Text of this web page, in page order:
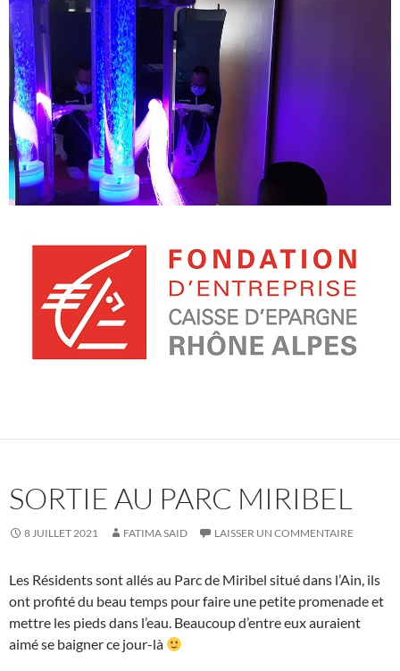
SORTIE AU PARC MIRIBEL
8 JUILLET 2021 FATIMA SAID LAISSER UN COMMENTAIRE
Les Résidents sont allés au Parc de Miribel situé dans l’Ain, ils
ont profité du beau temps pour faire une petite promenade et
mettre les pieds dans l’eau. Beaucoup d’entre eux auraient
aimé se baigner ce jour-là